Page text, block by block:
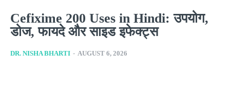
Cefixime 200 Uses in Hindi: उपयोग,
डोज, फायदे और साइड इफेक्ट्स
DR. NISHA BHARTI - AUGUST 6, 2026